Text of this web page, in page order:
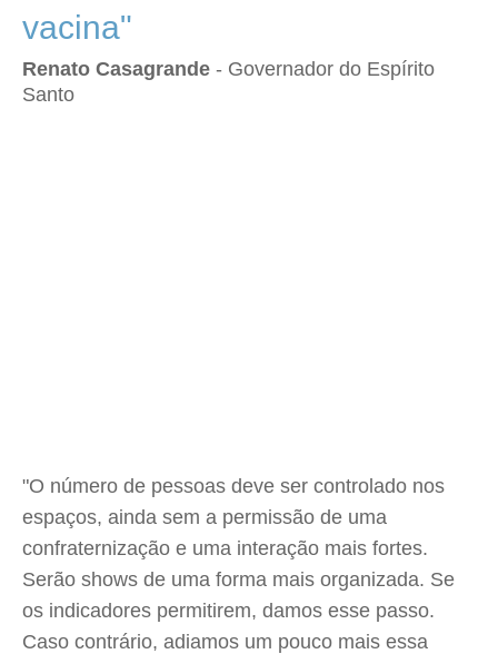
vacina"
Renato Casagrande - Governador do Espírito
Santo
"O número de pessoas deve ser controlado nos
espaços, ainda sem a permissão de uma
confraternização e uma interação mais fortes.
Serão shows de uma forma mais organizada. Se
os indicadores permitirem, damos esse passo.
Caso contrário, adiamos um pouco mais essa